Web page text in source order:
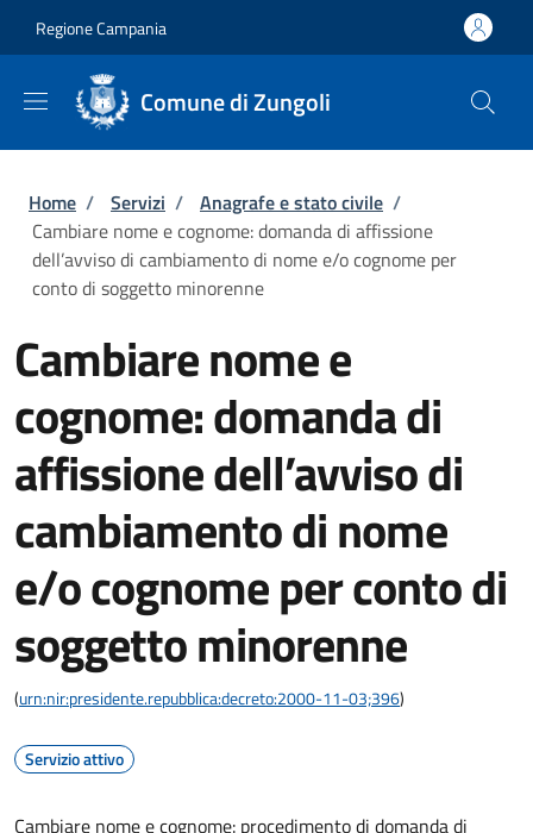
Regione Campania
Comune di Zungoli
Briciole di pane
Home / Servizi / Anagrafe e stato civile /
Cambiare nome e cognome: domanda di affissione
dell’avviso di cambiamento di nome e/o cognome per
conto di soggetto minorenne
Cambiare nome e
cognome: domanda di
affissione dell’avviso di
cambiamento di nome
e/o cognome per conto di
soggetto minorenne
(urn:nir:presidente.repubblica:decreto:2000-11-03;396)
Servizio attivo
Cambiare nome e cognome: procedimento di domanda di